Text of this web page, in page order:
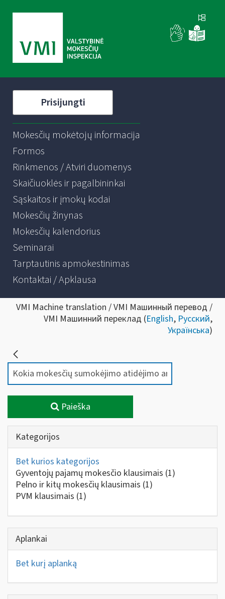
Prisijungti
Mokesčių mokėtojų informacija
Formos
Rinkmenos / Atviri duomenys
Skaičiuoklės ir pagalbininkai
Sąskaitos ir įmokų kodai
Mokesčių žinynas
Mokesčių kalendorius
Seminarai
Tarptautinis apmokestinimas
Kontaktai / Apklausa
VMI Machine translation / VMI Машинный перевод /
VMI Машинний переклад (English, Русский,
Українська)
Paieška
Kategorijos
Bet kurios kategorijos
Gyventojų pajamų mokesčio klausimais (1)
Pelno ir kitų mokesčių klausimais (1)
PVM klausimais (1)
Aplankai
Bet kurį aplanką